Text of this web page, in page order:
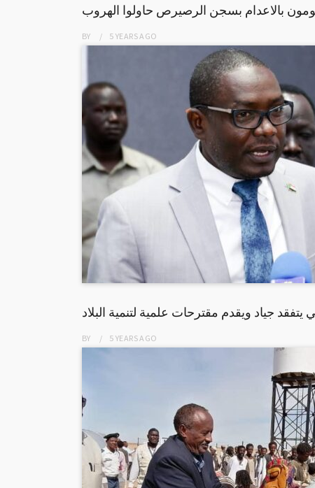
بالاعدام بسجن الرصيرص حاولوا الهروب
BY 5 YEARSAGO
يتفقد جياد ويقدم مقترحات علمية لتنمية البلاد
BY 5 YEARSAGO